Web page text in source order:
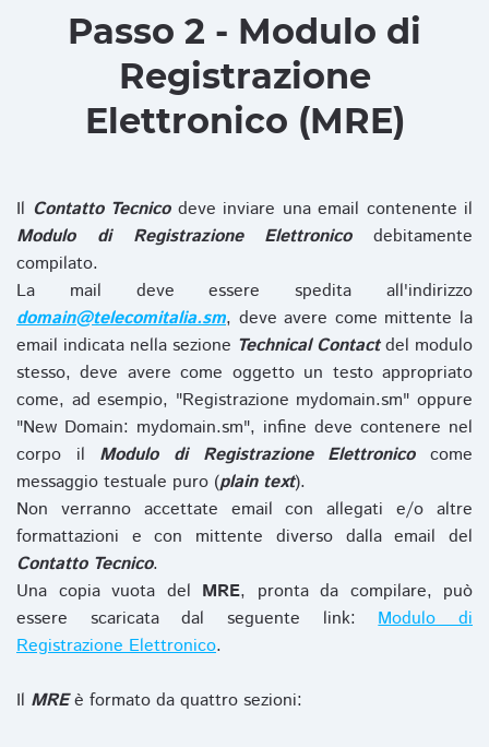
Passo 2 - Modulo di
Registrazione
Elettronico (MRE)
Il Contatto Tecnicodeve inviare una email contenente il
Modulo di Registrazione Elettronicodebitamente
compilato.
La mail deve essere spedita all'indirizzo
domain@telecomitalia.sm, deve avere come mittente la
email indicata nella sezione Technical Contactdel modulo
stesso, deve avere come oggetto un testo appropriato
come, ad esempio, "Registrazione mydomain.sm" oppure
"New Domain: mydomain.sm", infine deve contenere nel
corpo il Modulo di Registrazione Elettronicocome
messaggio testuale puro (plain text).
Non verranno accettate email con allegati e/o altre
formattazioni e con mittente diverso dalla email del
Contatto Tecnico.
Una copia vuota del MRE, pronta da compilare, può
essere scaricata dal seguente link:Modulo di
Registrazione Elettronico.
Il MREè formato da quattro sezioni: